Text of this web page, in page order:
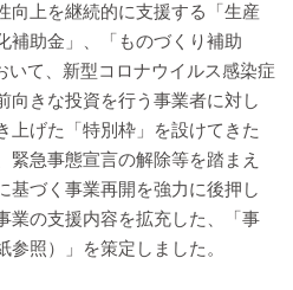
向上を継続的に支援する「生産
補助金」、「ものづくり補助
いて、新型コロナウイルス感染症
向きな投資を行う事業者に対し
上げた「特別枠」を設けてきた
緊急事態宣言の解除等を踏まえ
基づく事業再開を強力に後押し
業の支援内容を拡充した、「事
照）」を策定しました。